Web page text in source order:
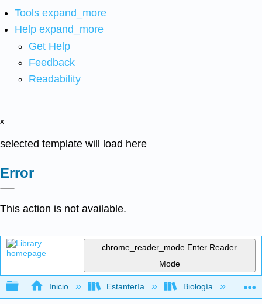
Tools expand_more
Help expand_more
Get Help
Feedback
Readability
x
selected template will load here
Error
This action is not available.
chrome_reader_mode Enter Reader
Mode
Expandir/contraer jerarquía global
Inicio Estantería Biología